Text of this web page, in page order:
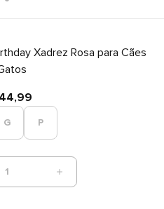
Xadrez Rosa para Cães
G P
1